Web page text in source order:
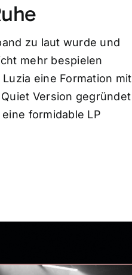
zu laut wurde und
mehr bespielen
eine Formation mit
Version gegründet
formidable LP